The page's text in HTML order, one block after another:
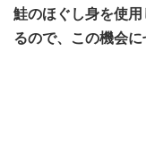
鮭のほぐし身を使
るので、この機会に